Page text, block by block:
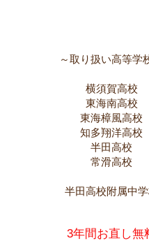
～取り扱い高等学
横須賀高校
東海南高校
東海樟風高校
知多翔洋高校
半田高校
​常滑高校
半田高校附属中
3年間お直し無